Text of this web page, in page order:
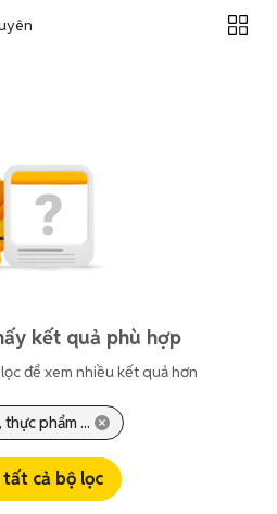
kết quả phù hợp
để xem nhiều kết quả hơn
phẩm ...
cả bộ lọc